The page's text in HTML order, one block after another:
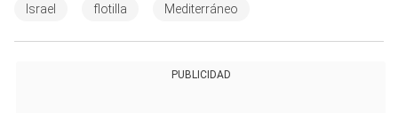
Israel flotilla Mediterráneo
PUBLICIDAD